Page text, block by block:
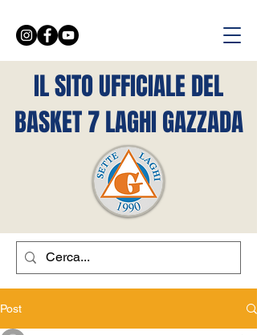
IL SITO UFFICIALE DEL
BASKET 7 LAGHI GAZZADA
Post